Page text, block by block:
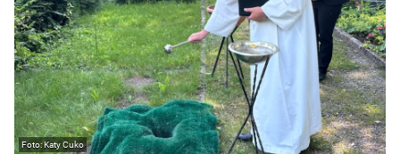
Katy Cuko